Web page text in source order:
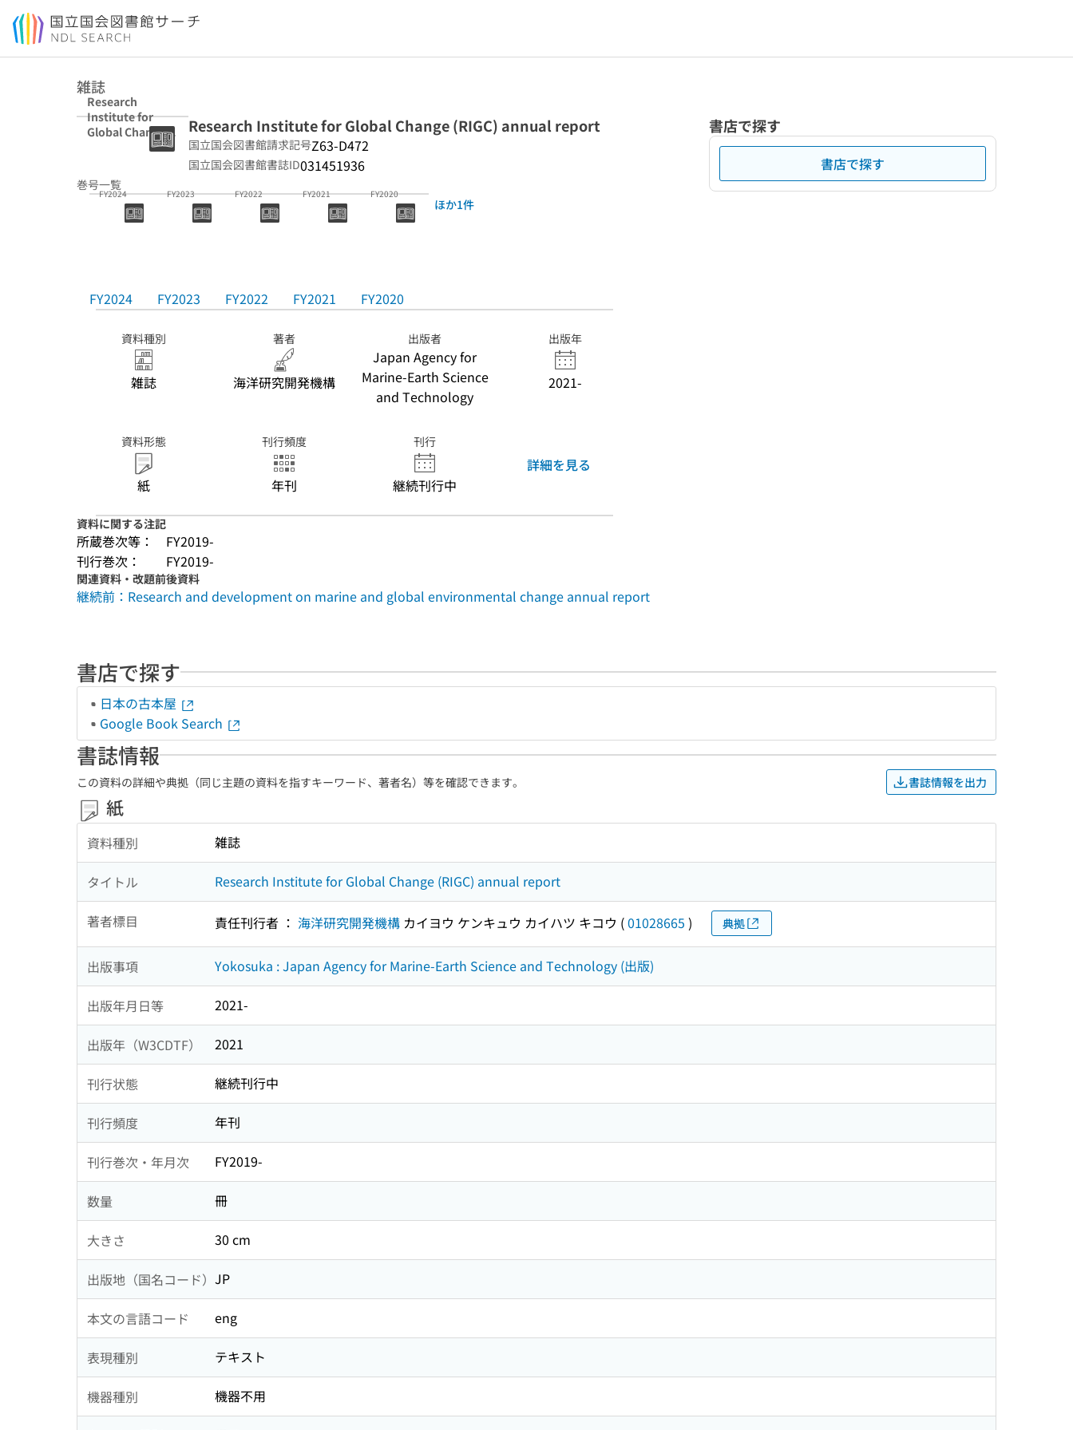
本文へ移動
雑誌
Research
Institute for
Global Change
(RIGC) annual
Research Institute for Global Change (RIGC) annual report
国立国会図書館請求記号Z63-D472
国立国会図書館書誌ID031451936
巻号一覧
FY2024
FY2024
FY2023
FY2023
FY2022
FY2022
FY2021
FY2021
FY2020
FY2020
ほか1件
資料種別
雑誌
著者
海洋研究開発機構
出版者
Japan Agency for
Marine-Earth Science
and Technology
出版年
2021-
資料形態
紙
刊行頻度
年刊
刊行
継続刊行中
詳細を見る
資料に関する注記
所蔵巻次等：
FY2019-
刊行巻次：
FY2019-
関連資料・改題前後資料
継続前：Research and development on marine and global environmental change annual report
書店で探す
書店で探す
書店で探す
日本の古本屋
Google Book Search
書誌情報
この資料の詳細や典拠（同じ主題の資料を指すキーワード、著者名）等を確認できます。 書誌情報を出力
紙
資料種別 雑誌
タイトル Research Institute for Global Change (RIGC) annual report
著者標目 責任刊行者 ： 海洋研究開発機構 カイヨウ ケンキュウ カイハツ キコウ (01028665 ) 典拠
出版事項 Yokosuka : Japan Agency for Marine-Earth Science and Technology (出版)
出版年月日等 2021-
出版年（W3CDTF） 2021
刊行状態 継続刊行中
刊行頻度 年刊
刊行巻次・年月次 FY2019-
数量 冊
大きさ 30 cm
出版地（国名コード） JP
本文の言語コード eng
表現種別 テキスト
機器種別 機器不用